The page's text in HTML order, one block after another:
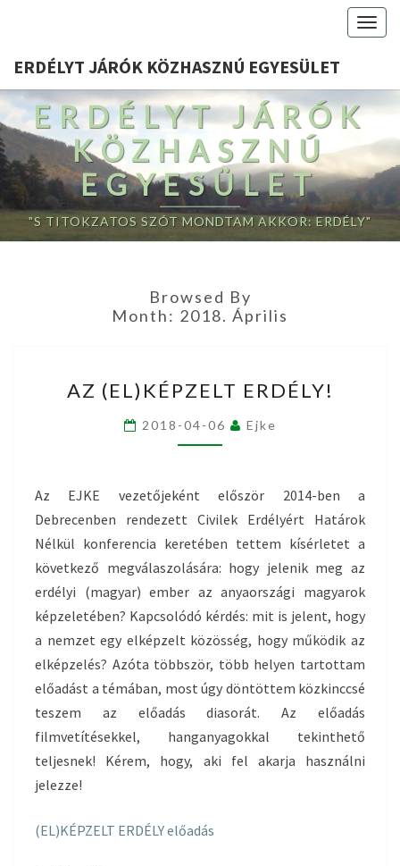
ERDÉLYT JÁRÓK KÖZHASZNÚ EGYESÜLET
ERDÉLYT JÁRÓK
KÖZHASZNÚ
EGYESÜLET
"S TITOKZATOS SZÓT MONDTAM AKKOR: ERDÉLY"
Browsed By
Month: 2018. Április
(EL)KÉPZELT
ERDÉLY!
AZ (EL)KÉPZELT ERDÉLY!
2018-04-06 Ejke
Az EJKE vezetőjeként először 2014-ben a
Debrecenben rendezett Civilek Erdélyért Határok
Nélkül konferencia keretében tettem kísérletet a
következő megválaszolására: hogy jelenik meg az
erdélyi (magyar) ember az anyaországi magyarok
képzeletében? Kapcsolódó kérdés: mit is jelent, hogy
a nemzet egy elképzelt közösség, hogy működik az
elképzelés? Azóta többször, több helyen tartottam
előadást a témában, most úgy döntöttem közkinccsé
teszem az előadás diasorát. Az előadás
filmvetítésekkel, hanganyagokkal tekinthető
teljesnek! Kérem, hogy, aki fel akarja használni
jelezze!
(EL)KÉPZELT ERDÉLY előadás